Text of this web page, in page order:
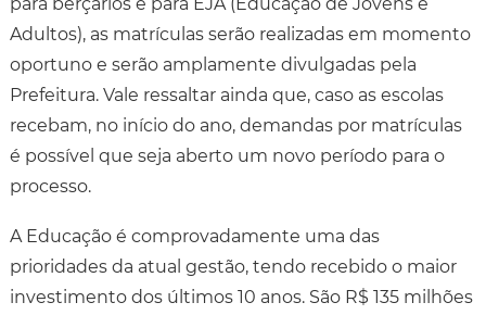
Adultos), as matrículas serão realizadas em momento
oportuno e serão amplamente divulgadas pela
Prefeitura. Vale ressaltar ainda que, caso as escolas
recebam, no início do ano, demandas por matrículas
é possível que seja aberto um novo período para o
processo.
A Educação é comprovadamente uma das
prioridades da atual gestão, tendo recebido o maior
investimento dos últimos 10 anos. São R$ 135 milhões